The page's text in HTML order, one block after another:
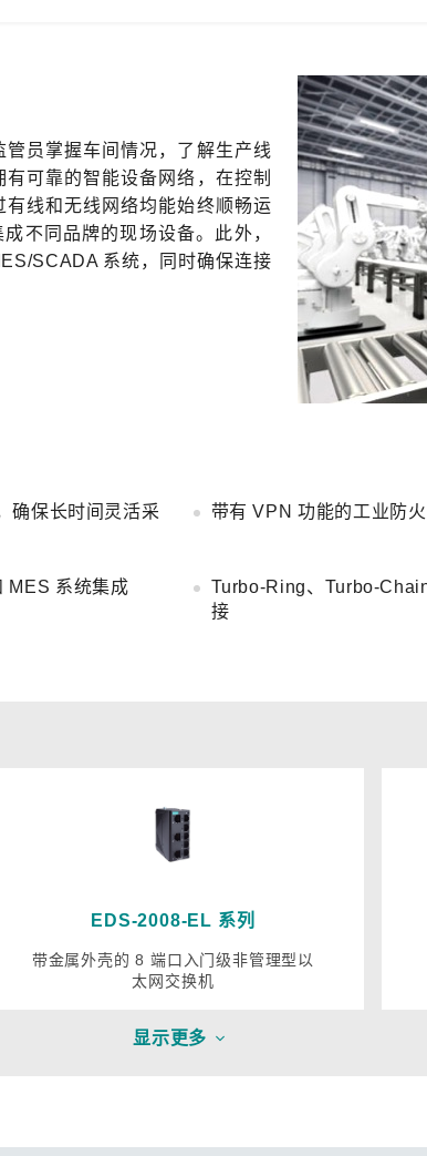
员掌握车间情况，了解生产线
可靠的智能设备网络，在控制
线和无线网络均能始终顺畅运
不同品牌的现场设备。此外，
SCADA 系统，同时确保连接
确保长时间灵活采
带有 VPN 功能的工业防
MES 系统集成
Turbo-Ring、Turbo-
接
EDS-2008-EL 系列
带金属外壳的 8 端口入门级非管理型以
太网交换机
显示更多